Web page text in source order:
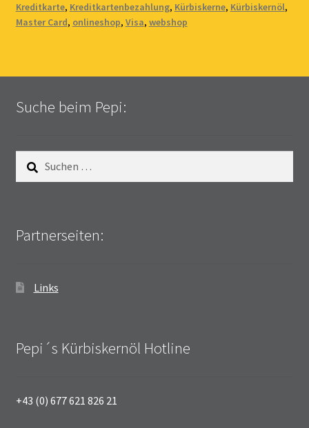
Kreditkarte, Kreditkartenbezahlung, Kürbiskerne, Kürbiskernöl,
Master Card, onlineshop, Visa, webshop
Suche beim Pepi:
Suchen
nach:
Partnerseiten:
Links
Pepi´s Kürbiskernöl Hotline
+43 (0) 677 621 826 21